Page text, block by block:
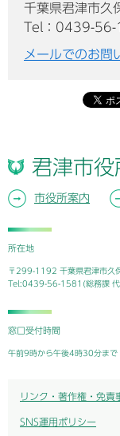
千葉県君津市
Tel：0439-
メールでのお問
君津市役
市役所案内
所在地
〒299-1192 千葉県君津市久
Tel:0439-56-1581(総務課 代
窓口受付時間
午前9時から午後4時30分まで
リンク・著作権・免責
SNS運用ポリシー